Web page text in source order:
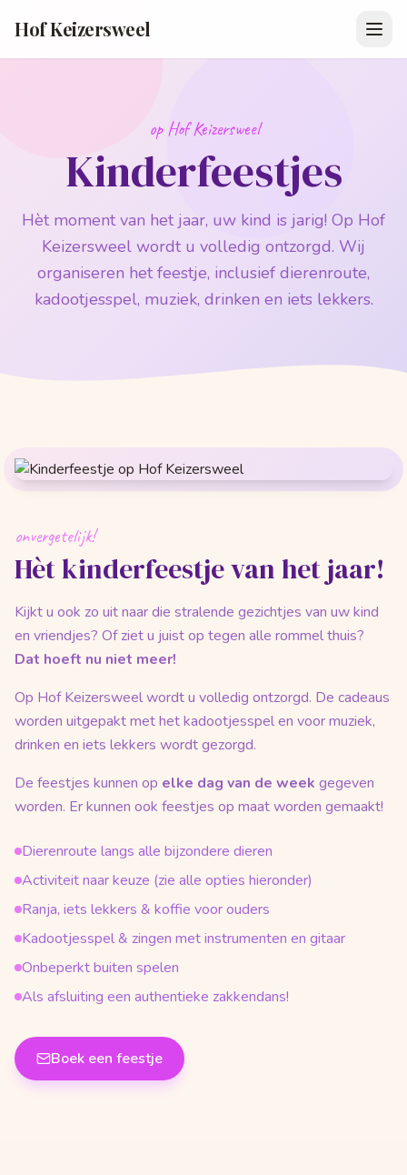
Hof Keizersweel
op Hof Keizersweel
Kinderfeestjes
Hèt moment van het jaar, uw kind is jarig! Op Hof
Keizersweel wordt u volledig ontzorgd. Wij
organiseren het feestje, inclusief dierenroute,
kadootjesspel, muziek, drinken en iets lekkers.
onvergetelijk!
Hèt kinderfeestje van het jaar!
Kijkt u ook zo uit naar die stralende gezichtjes van uw kind
en vriendjes? Of ziet u juist op tegen alle rommel thuis?
Dat hoeft nu niet meer!
Op Hof Keizersweel wordt u volledig ontzorgd. De cadeaus
worden uitgepakt met het kadootjesspel en voor muziek,
drinken en iets lekkers wordt gezorgd.
De feestjes kunnen op elke dag van de week gegeven
worden. Er kunnen ook feestjes op maat worden gemaakt!
Dierenroute langs alle bijzondere dieren
Activiteit naar keuze (zie alle opties hieronder)
Ranja, iets lekkers & koffie voor ouders
Kadootjesspel & zingen met instrumenten en gitaar
Onbeperkt buiten spelen
Als afsluiting een authentieke zakkendans!
Boek een feestje